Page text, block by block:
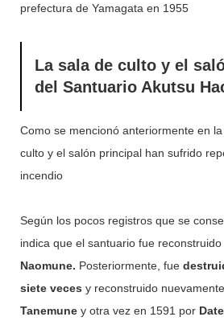
prefectura de Yamagata en 1955
La sala de culto y el
del Santuario Akutsu
Como se mencionó anteriormente en
culto y el salón principal han sufrido
incendio
Según los pocos registros que se
indica que el santuario fue
Naomune. Posteriormente, fue
siete veces y reconstruido
Tanemuney otra vez en 1591 por